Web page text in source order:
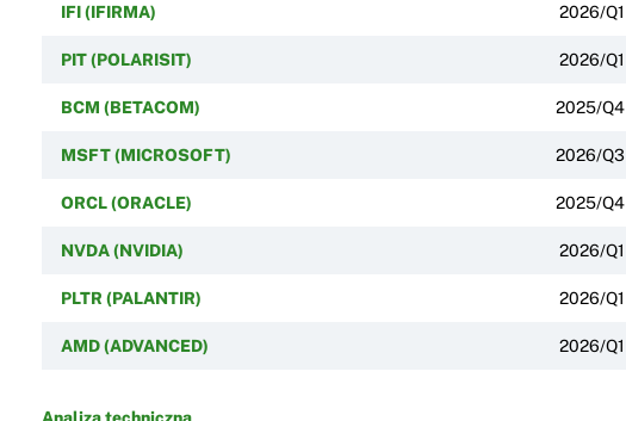
IFI (IFIRMA) 2026/Q1
PIT (POLARISIT) 2026/Q1
BCM (BETACOM) 2025/Q4
MSFT (MICROSOFT) 2026/Q3
ORCL (ORACLE) 2025/Q4
NVDA (NVIDIA) 2026/Q1
PLTR (PALANTIR) 2026/Q1
AMD (ADVANCED) 2026/Q1
Analiza techniczna